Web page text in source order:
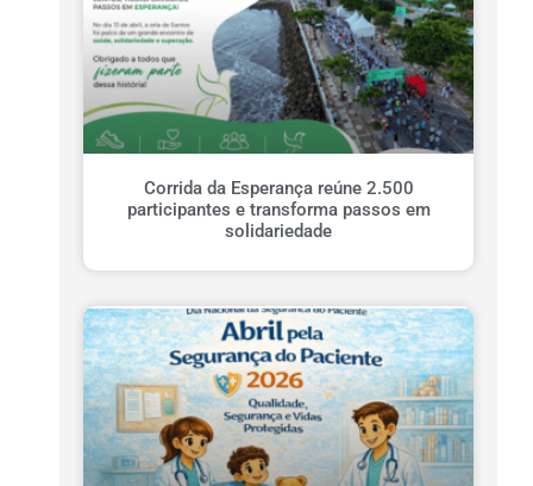
Corrida da Esperança reúne 2.500
participantes e transforma passos em
solidariedade